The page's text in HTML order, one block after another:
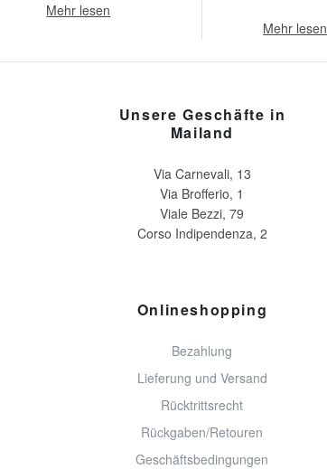
Mehr lesen
Mehr lesen
Unsere Geschäfte in
Mailand
Via Carnevali, 13
Via Brofferio, 1
Viale Bezzi, 79
Corso Indipendenza, 2
Onlineshopping
Bezahlung
Lieferung und Versand
Rücktrittsrecht
Rückgaben/Retouren
Geschäftsbedingungen